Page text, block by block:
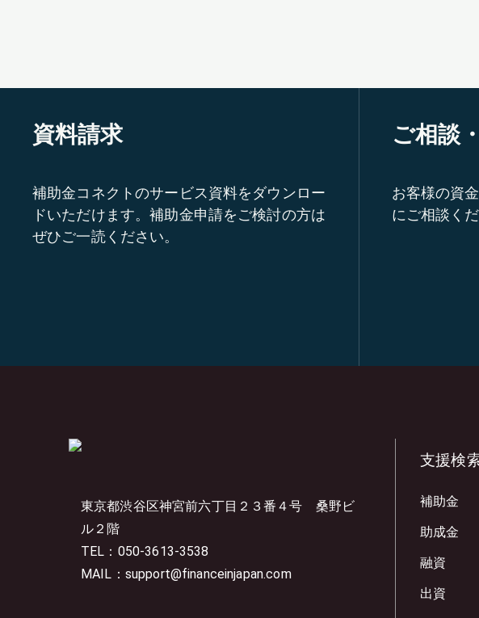
資料請求
補助金コネクトのサービス資料をダウンロー
ドいただけます。補助金申請をご検討の方は
ぜひご一読ください。
ご相談
お客様の資
にご相談くだ
東京都渋谷区神宮前六丁目２３番４号 桑野ビ
ル２階
TEL：050-3613-3538
MAIL：support@financeinjapan.com
支援検
補助金
助成金
融資
出資